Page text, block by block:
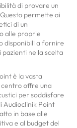
di provare un
permette ai
di un
alle proprie
disponibili a fornire
nella scelta
è la vasta
centro offre una
per soddisfare
Audioclinik Point
in base alle
e al budget del